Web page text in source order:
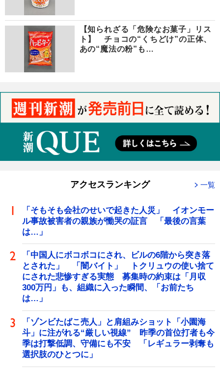
【知られざる「危険なお菓子」リス
ト】 チョコの“くちどけ”の正体、
あの“魔法の粉”も…
アクセスランキング 一覧
「そもそも会社のせいで起きた人災」 イオンモー
ル事故被害者の親族が慟哭の証言 「最後の言葉
は…」
「中国人にボコボコにされ、ビルの6階から突き落
とされた」 「闇バイト」 トクリュウの使い捨て
にされた悲惨すぎる実態 募集時の約束は「月収
300万円」も、組織に入った瞬間、「お前たち
は…」
「ゾンビたばこ売人」と肩組みショット「小園海
斗」に注がれる“厳しい視線” 昨季の首位打者も今
季は打撃低調、守備にも不安 「レギュラー剥奪も
選択肢のひとつに」